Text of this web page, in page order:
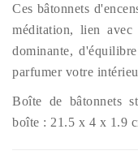
Ces bâtonnets
méditation, lien
dominante,
parfumer votre
Boîte de bâtonnets
boîte : 21.5 x 4 x 1.9